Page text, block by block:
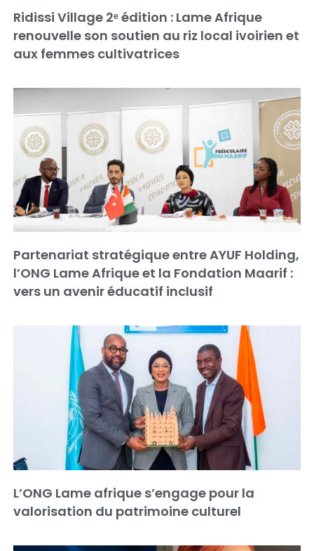
Ridissi Village 2ᵉ édition : Lame Afrique
renouvelle son soutien au riz local ivoirien et
aux femmes cultivatrices
Partenariat stratégique entre AYUF Holding,
l’ONG Lame Afrique et la Fondation Maarif :
vers un avenir éducatif inclusif
L’ONG Lame afrique s’engage pour la
valorisation du patrimoine culturel